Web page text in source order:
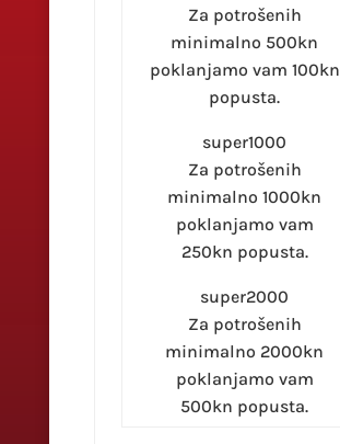
Za potrošenih
minimalno 500kn
poklanjamo vam 100kn
popusta.
super1000
Za potrošenih
minimalno 1000kn
poklanjamo vam
250kn popusta.
super2000
Za potrošenih
minimalno 2000kn
poklanjamo vam
500kn popusta.